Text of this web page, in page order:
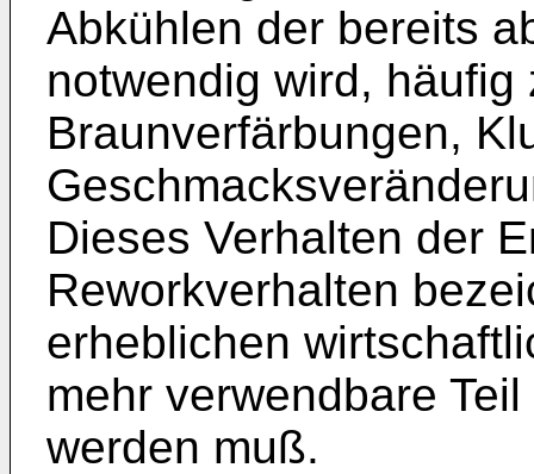
Abkühlen der bereits
notwendig wird,
Braunverfärbungen,
Dieses Verhalten der
Reworkverhalten
erheblichen
mehr verwendbare
werden muß.